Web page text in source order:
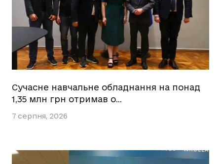
Сучасне навчальне обладнання на понад
1,35 млн грн отримав о…
7 серпня, 2026